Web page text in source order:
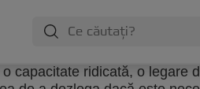
capacitate ridicată, o